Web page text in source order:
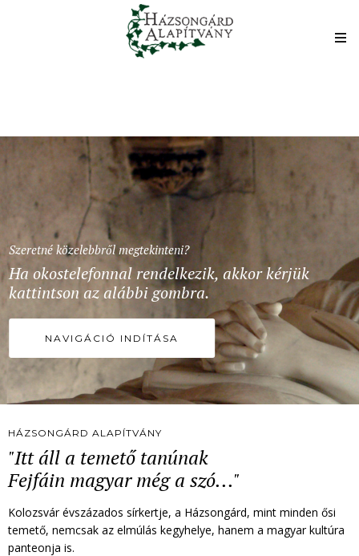
Szeretné közelebbről megtekinteni?
Ha okostelefonnal rendelkezik, akkor kérjük
kattintson az alábbi gombra.
NAVIGÁCIÓ INDÍTÁSA
HÁZSONGÁRD ALAPÍTVÁNY
"Itt áll a temető tanúnak
Fejfáin magyar még a szó..."
Kolozsvár évszázados sírkertje, a Házsongárd, mint minden ősi
temető, nemcsak az elmúlás kegyhelye, hanem a magyar kultúra
panteonja is.